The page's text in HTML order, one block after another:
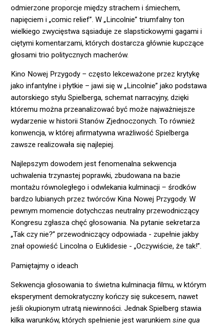
odmierzone proporcje między strachem i śmiechem,
napięciem i „comic relief”. W „Lincolnie” triumfalny ton
wielkiego zwycięstwa sąsiaduje ze slapstickowymi gagami i
ciętymi komentarzami, których dostarcza głównie kupczące
głosami trio politycznych macherów.
Kino Nowej Przygody – często lekceważone przez krytykę
jako infantylne i płytkie – jawi się w „Lincolnie” jako podstawa
autorskiego stylu Spielberga, schemat narracyjny, dzięki
któremu można przeanalizować być może najważniejsze
wydarzenie w historii Stanów Zjednoczonych. To również
konwencja, w której afirmatywna wrażliwość Spielberga
zawsze realizowała się najlepiej.
Najlepszym dowodem jest fenomenalna sekwencja
uchwalenia trzynastej poprawki, zbudowana na bazie
montażu równoległego i odwlekania kulminacji – środków
bardzo lubianych przez twórców Kina Nowej Przygody. W
pewnym momencie dotychczas neutralny przewodniczący
Kongresu zgłasza chęć głosowania. Na pytanie sekretarza
„Tak czy nie?” przewodniczący odpowiada - zupełnie jakby
znał opowieść Lincolna o Euklidesie - „Oczywiście, że tak!”.
Pamiętajmy o ideach
Sekwencja głosowania to świetna kulminacja filmu, w którym
eksperyment demokratyczny kończy się sukcesem, nawet
jeśli okupionym utratą niewinności. Jednak Spielberg stawia
kilka warunków, których spełnienie jest warunkiemsine qua